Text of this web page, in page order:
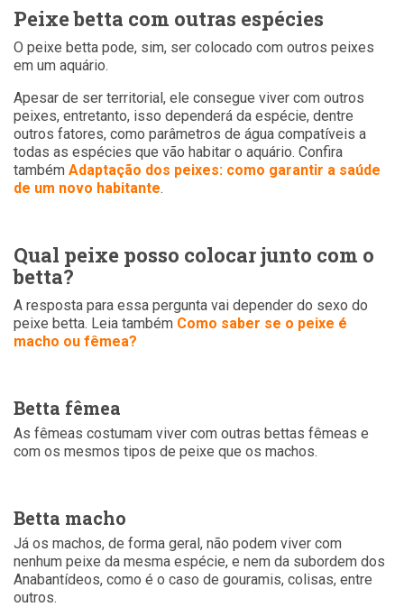
Peixe betta com outras espécies
O peixe betta pode, sim, ser colocado com outros peixes
em um aquário.
Apesar de ser territorial, ele consegue viver com outros
peixes, entretanto, isso dependerá da espécie, dentre
outros fatores, como parâmetros de água compatíveis a
todas as espécies que vão habitar o aquário. Confira
também Adaptação dos peixes: como garantir a saúde
de um novo habitante.
Qual peixe posso colocar junto com o
betta?
A resposta para essa pergunta vai depender do sexo do
peixe betta. Leia também Como saber se o peixe é
macho ou fêmea?
Betta fêmea
As fêmeas costumam viver com outras bettas fêmeas e
com os mesmos tipos de peixe que os machos.
Betta macho
Já os machos, de forma geral, não podem viver com
nenhum peixe da mesma espécie, e nem da subordem dos
Anabantídeos, como é o caso de gouramis, colisas, entre
outros.